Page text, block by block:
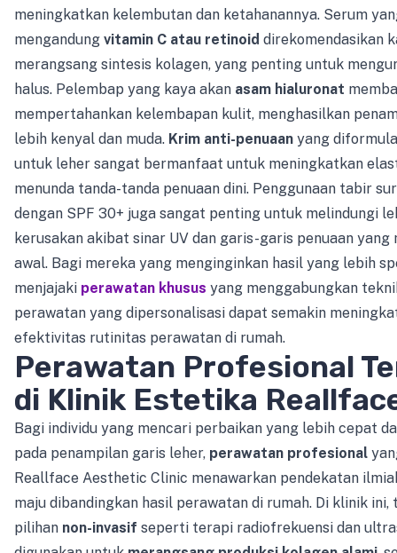
meningkatkan kelembutan dan ketahanannya. Serum
mengandung vitamin C atau retinoid direkomendasikan
merangsang sintesis kolagen, yang penting untuk
halus. Pelembap yang kaya akan asam hialuronat
mempertahankan kelembapan kulit, menghasilkan
lebih kenyal dan muda. Krim anti-penuaan yang
untuk leher sangat bermanfaat untuk meningkatkan
menunda tanda-tanda penuaan dini. Penggunaan tabir
dengan SPF 30+ juga sangat penting untuk melindungi
kerusakan akibat sinar UV dan garis-garis penuaan yang
awal. Bagi mereka yang menginginkan hasil yang lebih
menjajaki perawatan khusus yang menggabungkan
perawatan yang dipersonalisasi dapat semakin
efektivitas rutinitas perawatan di rumah.
Perawatan Profesional
di Klinik Estetika
Bagi individu yang mencari perbaikan yang lebih cepat
pada penampilan garis leher, perawatan profesional
Reallface Aesthetic Clinic menawarkan pendekatan
maju dibandingkan hasil perawatan di rumah. Di klinik
pilihan non-invasif seperti terapi radiofrekuensi dan